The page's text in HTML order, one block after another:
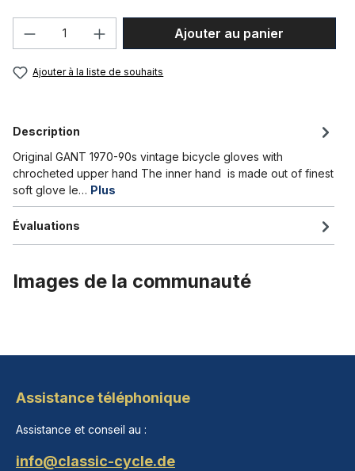
Quantité de produit : Entrez la
Ajouter au panier
Ajouter à la liste de souhaits
Description
Original GANT 1970-90s vintage bicycle gloves with
chrocheted upper hand The inner hand is made out of finest
soft glove le… Plus
Évaluations
Images de la communauté
Assistance téléphonique
Assistance et conseil au :
info@classic-cycle.de